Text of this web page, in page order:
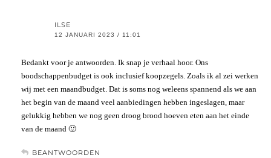
ILSE
12 JANUARI 2023 / 11:01
Bedankt voor je antwoorden. Ik snap je verhaal hoor. Ons
boodschappenbudget is ook inclusief koopzegels. Zoals ik al zei werken
wij met een maandbudget. Dat is soms nog weleens spannend als we aan
het begin van de maand veel aanbiedingen hebben ingeslagen, maar
gelukkig hebben we nog geen droog brood hoeven eten aan het einde
van de maand 🙂
BEANTWOORDEN